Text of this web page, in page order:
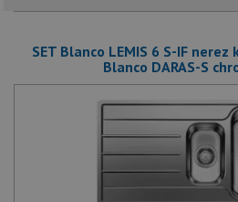
SET Blanco LEMIS 6 S-IF
Blanco DARAS-S